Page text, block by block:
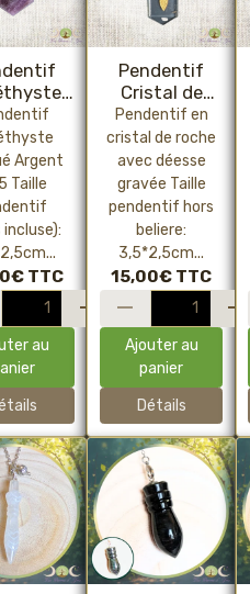
Argent
Taille
incluse):
TTC
au
Pendentif
Cristal de
roche
"déesse"
Pendentif en
cristal de roche
avec déesse
gravée Taille
pendentif hors
beliere:
3,5*2,5cm...
15,00€ TTC
Ajouter au
panier
Détails